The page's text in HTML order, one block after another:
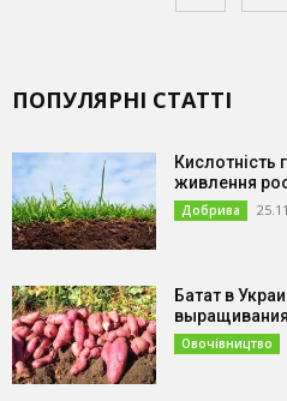
ПОПУЛЯРНІ СТАТТІ
Кислотність
живлення
Добрива
Батат в
Овочівництво